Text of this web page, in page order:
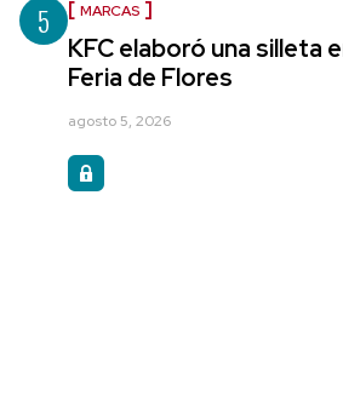
5 MARCAS
KFC elaboró una silleta
Feria de Flores
agosto 5, 2026